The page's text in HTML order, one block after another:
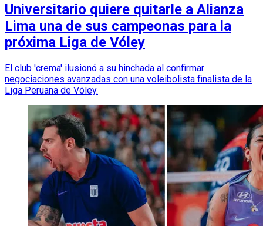
Universitario quiere quitarle a Alianza
Lima una de sus campeonas para la
próxima Liga de Vóley
El club 'crema' ilusionó a su hinchada al confirmar
negociaciones avanzadas con una voleibolista finalista de la
Liga Peruana de Vóley.